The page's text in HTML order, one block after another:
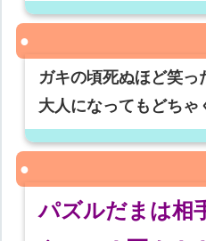
ガキの頃死ぬほど笑っ
大人になってもどち
パズルだまは相